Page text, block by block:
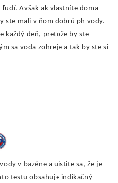
ľudí. Avšak ak vlastníte doma
ste mali v ňom dobrú ph vody.
každý deň, pretože by ste
sa voda zohreje a tak by ste si
v bazéne a uistite sa, že je
testu obsahuje indikačný